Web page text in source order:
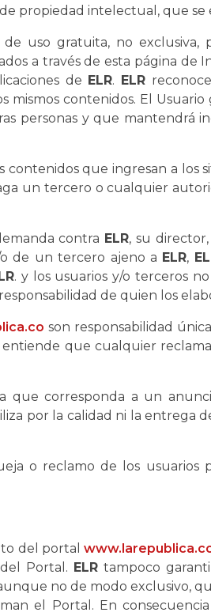
propiedad intelectual, que
uso gratuita, no exclusiva,
a través de esta página
de ELR. ELR
mismos contenidos. El
personas y que mantendrá
contenidos que ingresan a los
un tercero o cualquier
contra ELR, su
de un tercero ajeno a ELR,
. y los usuarios y/o terceros
de quien los
son responsabilidad
que cualquier
que corresponda a un
por la calidad ni la entrega
o reclamo de los usuarios
del portal
Portal. ELRtampoco
no de modo exclusivo,
el Portal. En consecuencia